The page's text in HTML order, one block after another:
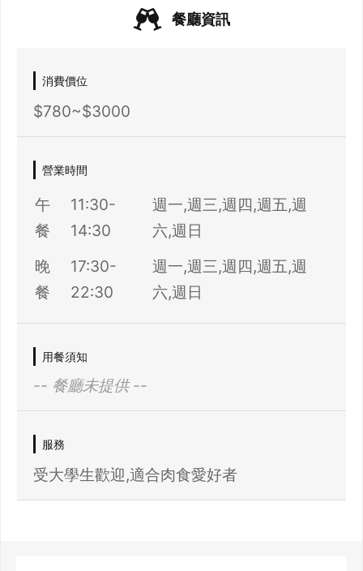
餐廳資訊
消費價位
$780~$3000
營業時間
午
餐
11:30-
14:30
週一,週三,週四,週五,週
六,週日
晚
餐
17:30-
22:30
週一,週三,週四,週五,週
六,週日
用餐須知
-- 餐廳未提供 --
服務
受大學生歡迎,適合肉食愛好者